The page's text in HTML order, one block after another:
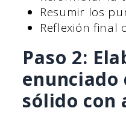
Resumir los
Reflexión final
Paso 2:
enunciado
sólido con